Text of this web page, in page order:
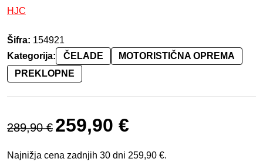
HJC
Šifra: 154921
Kategorija:
ČELADE
MOTORISTIČNA OPREMA
PREKLOPNE
289,90€
Izvirna cena je bila: 289,90 €.
259,90 €
Najnižja cena zadnjih 30 dni 259,90 €.